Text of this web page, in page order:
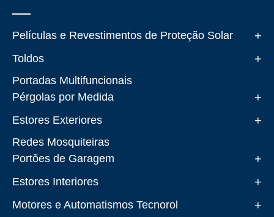
Películas e Revestimentos de Proteção Solar +
Toldos +
Portadas Multifuncionais
Pérgolas por Medida
+
Estores Exteriores +
Redes Mosquiteiras
Portões de Garagem
+
Estores Interiores +
Motores e Automatismos Tecnorol +